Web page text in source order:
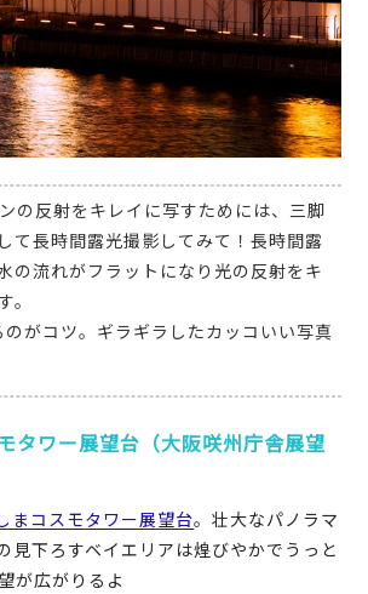
の反射をキレイに写すためには、三脚
て長時間露光撮影してみて！長時間露
の流れがフラットになり光の反射をキ
。
がコツ。ギラギラしたカッコいい写真
タワー展望台（大阪咲州庁舎展望
まコスモタワー展望台。壮大なパノラマ
見下ろすベイエリアは煌びやかでうっと
が広がりるよ